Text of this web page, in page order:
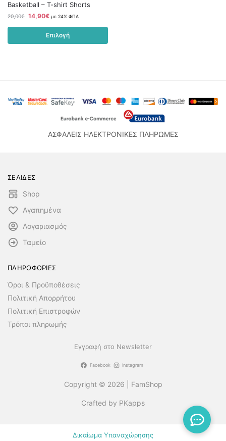
Basketball – T-shirt Shorts
20,00€ 14,90€ με 24% ΦΠΑ
Επιλογή
ΑΣΦΑΛΕΙΣ ΗΛΕΚΤΡΟΝΙΚΕΣ ΠΛΗΡΩΜΕΣ
ΣΕΛΙΔΕΣ
Shop
Αγαπημένα
Λογαριασμός
Ταμείο
ΠΛΗΡΟΦΟΡΙΕΣ
Όροι & Προϋποθέσεις
Πολιτική Απορρήτου
Πολιτική Επιστροφών
Τρόποι πληρωμής
Εγγραφή στο Newsletter
Facebook Instagram
Copyright © 2026 | FamShop
Crafted by PKapps
Δικαίωμα Υπαναχώρησης